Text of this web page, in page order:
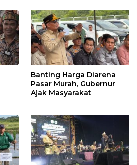
Banting Harga Diarena
Pasar Murah, Gubernur
Ajak Masyarakat